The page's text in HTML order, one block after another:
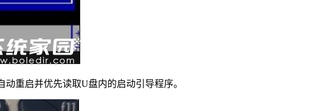
重启并优先读取U盘内的启动引导程序。